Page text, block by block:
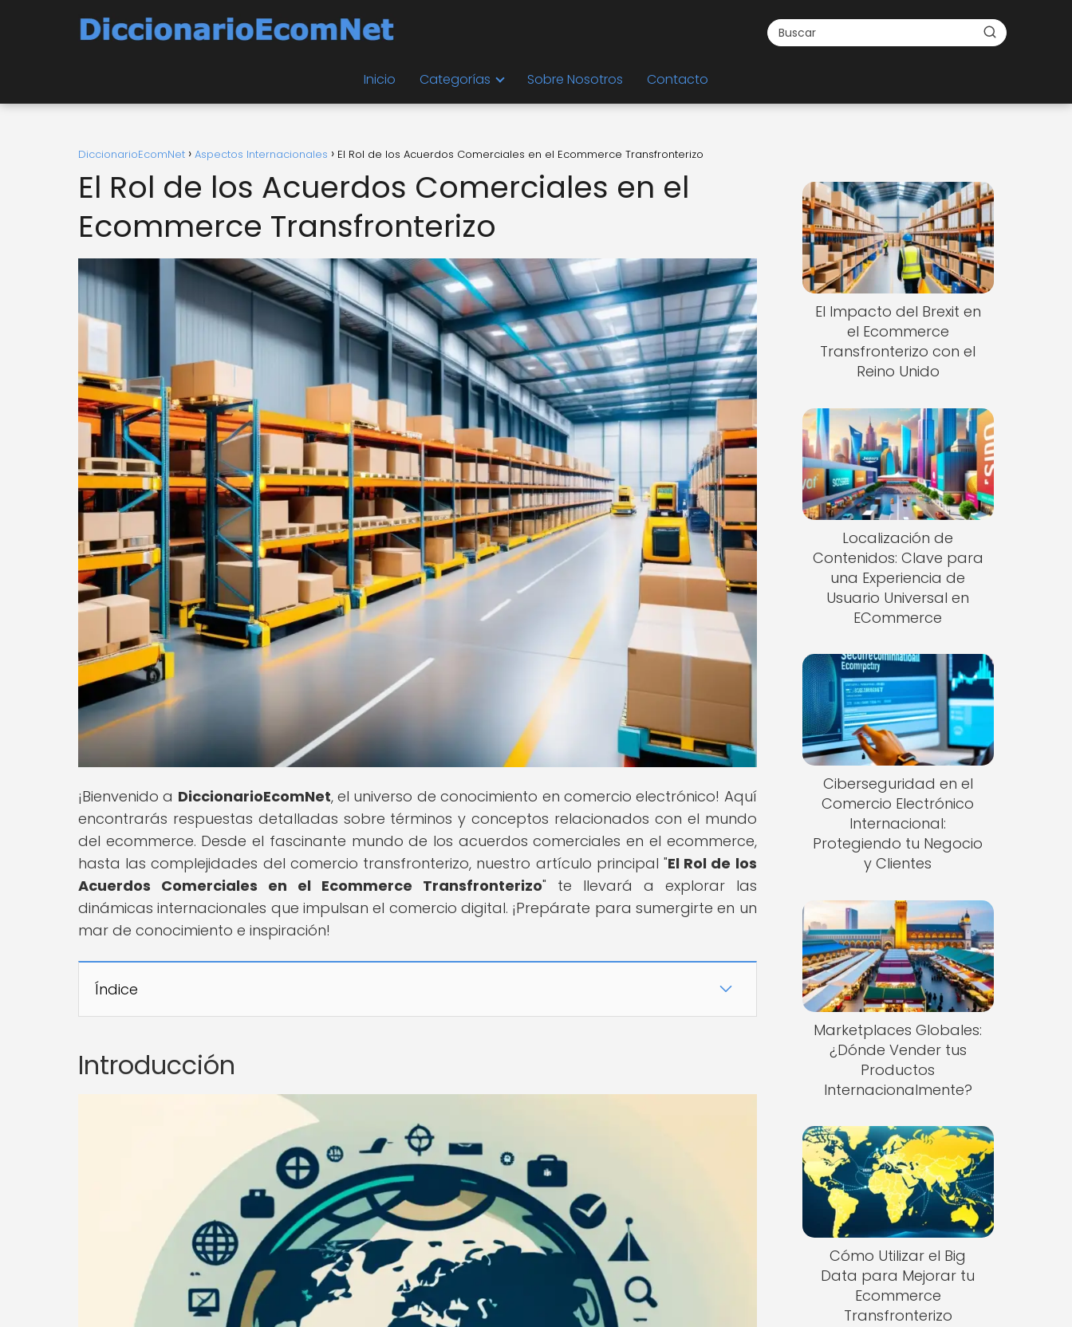
Inicio Categorías Sobre Nosotros Contacto
DiccionarioEcomNet Aspectos Internacionales El Rol de los Acuerdos Comerciales en el Ecommerce Transfronterizo
El Rol de los Acuerdos Comerciales en el
Ecommerce Transfronterizo
¡Bienvenido a DiccionarioEcomNet, el universo de conocimiento en comercio electrónico! Aquí
encontrarás respuestas detalladas sobre términos y conceptos relacionados con el mundo
del ecommerce. Desde el fascinante mundo de los acuerdos comerciales en el ecommerce,
hasta las complejidades del comercio transfronterizo, nuestro artículo principal "El Rol de los
Acuerdos Comerciales en el Ecommerce Transfronterizo" te llevará a explorar las
dinámicas internacionales que impulsan el comercio digital. ¡Prepárate para sumergirte en un
mar de conocimiento e inspiración!
Índice
Introducción
El Impacto del Brexit en
el Ecommerce
Transfronterizo con el
Reino Unido
Localización de
Contenidos: Clave para
una Experiencia de
Usuario Universal en
ECommerce
Ciberseguridad en el
Comercio Electrónico
Internacional:
Protegiendo tu Negocio
y Clientes
Marketplaces Globales:
¿Dónde Vender tus
Productos
Internacionalmente?
Cómo Utilizar el Big
Data para Mejorar tu
Ecommerce
Transfronterizo